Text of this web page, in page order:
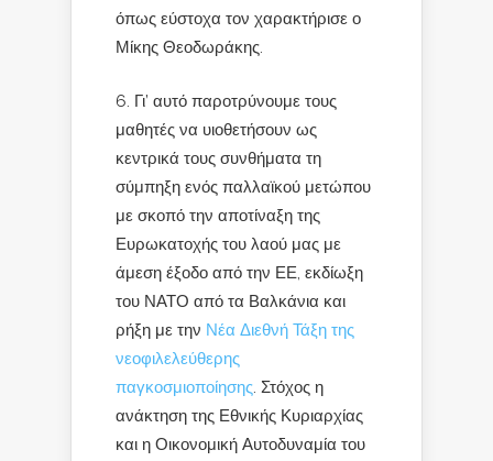
όπως εύστοχα τον χαρακτήρισε ο
Μίκης Θεοδωράκης.
Γι’ αυτό παροτρύνουμε τους
μαθητές να υιοθετήσουν ως
κεντρικά τους συνθήματα τη
σύμπηξη ενός παλλαϊκού μετώπου
με σκοπό την αποτίναξη της
Ευρωκατοχής του λαού μας με
άμεση έξοδο από την ΕΕ, εκδίωξη
του ΝΑΤΟ από τα Βαλκάνια και
ρήξη με την Νέα Διεθνή Τάξη της
νεοφιλελεύθερης
παγκοσμιοποίησης . Στόχος η
ανάκτηση της Εθνικής Κυριαρχίας
και η Οικονομική Αυτοδυναμία του